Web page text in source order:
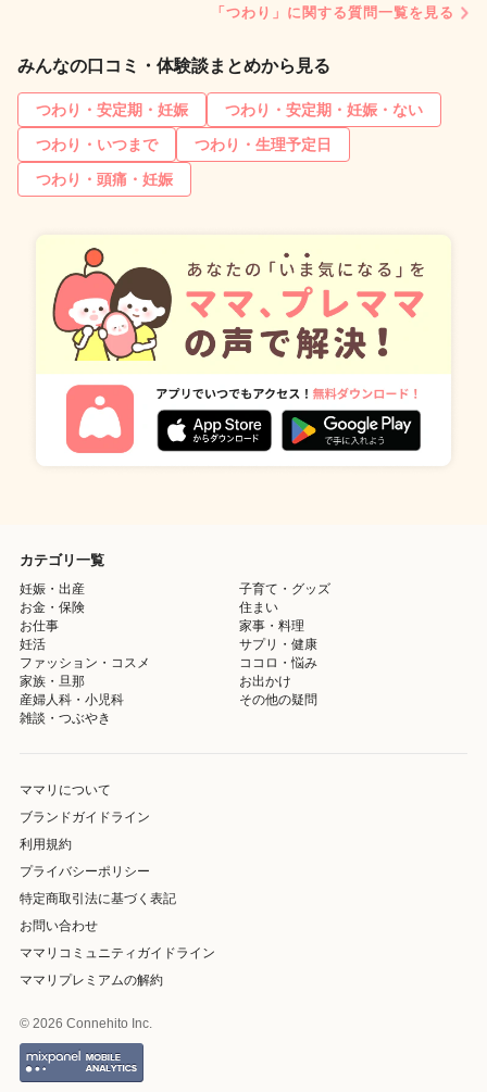
「つわり」に関する質問一覧を見る
みんなの口コミ・体験談まとめから見る
つわり・安定期・妊娠
つわり・安定期・妊娠・ない
つわり・いつまで
つわり・生理予定日
つわり・頭痛・妊娠
カテゴリ一覧
妊娠・出産
子育て・グッズ
お金・保険
住まい
お仕事
家事・料理
妊活
サプリ・健康
ファッション・コスメ
ココロ・悩み
家族・旦那
お出かけ
産婦人科・小児科
その他の疑問
雑談・つぶやき
ママリについて
ブランドガイドライン
利用規約
プライバシーポリシー
特定商取引法に基づく表記
お問い合わせ
ママリコミュニティガイドライン
ママリプレミアムの解約
© 2026 Connehito Inc.